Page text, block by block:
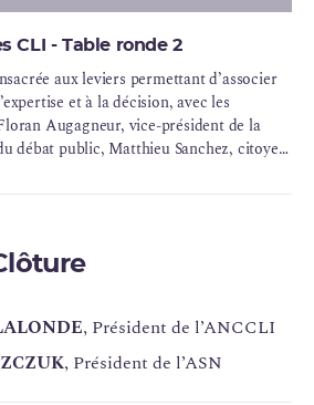
CLI - Table ronde 2
aux leviers permettant d’associer
et à la décision, avec les
Augagneur, vice-président de la
débat public, Matthieu Sanchez, citoyen
Débat public et Axelle de Franssu,
, Président de l’ANCCLI
, Président de l’ASN